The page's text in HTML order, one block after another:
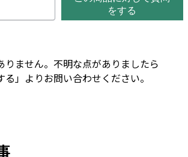
をする
りません。不明な点がありましたら
る」よりお問い合わせください。